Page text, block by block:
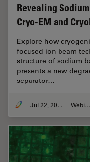
Revealing
Cryo-EM and
Explore how
focused ion beam
structure of sodium
presents a new
separator…
Jul 22, 2025 Webinar